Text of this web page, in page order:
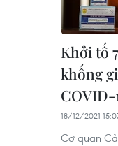
Khởi tố
khống
COVID-
18/12/2021
Cơ quan